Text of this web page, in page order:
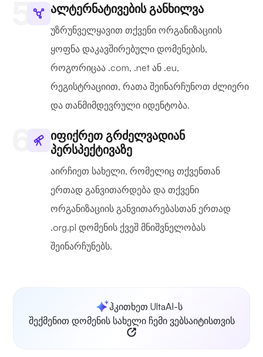
ალტერნატივების განხილვა
უზრუნველყავით თქვენი ორგანიზაციის
ყოფნა დაკავშირებული დომენების,
როგორიცაა .com, .net ან .eu,
რეგისტრაციით, რათა შეინარჩუნოთ ძლიერი
და თანმიმდევრული იდენტობა.
იფიქრეთ გრძელვადიან
პერსპექტივაზე
აირჩიეთ სახელი, რომელიც თქვენთან
ერთად განვითარდება და თქვენი
ორგანიზაციის განვითარებასთან ერთად
.org.pl დომენის ქვეშ მნიშვნელობას
შეინარჩუნებს.
ჰკითხეთ UltaAI-ს
შექმენით დომენის სახელი ჩემი ვებსაიტისთვის